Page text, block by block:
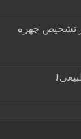
تشخیص چهره